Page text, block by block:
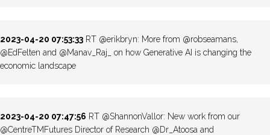
2023-04-20 07:53:33 RT @erikbryn: More from @robseamans,
@EdFelten and @Manav_Raj_ on how Generative AI is changing the
economic landscape
2023-04-20 07:47:56 RT @ShannonVallor: New work from our
@CentreTMFutures Director of Research @Dr_Atoosa and